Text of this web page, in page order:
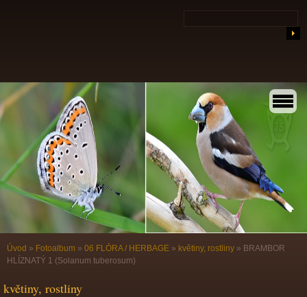
Úvod » Fotoalbum » 06 FLÓRA / HERBAGE » květiny, rostliny » BRAMBOR
HLÍZNATÝ 1 (Solanum tuberosum)
květiny, rostliny